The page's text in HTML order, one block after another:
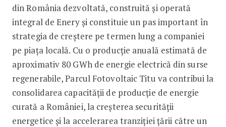
din România dezvoltată, construită și operată
integral de Enery și constituie un pas important în
strategia de creștere pe termen lung a companiei
pe piața locală. Cu o producție anuală estimată de
aproximativ 80 GWh de energie electrică din surse
regenerabile, Parcul Fotovoltaic Titu va contribui la
consolidarea capacității de producție de energie
curată a României, la creșterea securității
energetice și la accelerarea tranziției țării către un